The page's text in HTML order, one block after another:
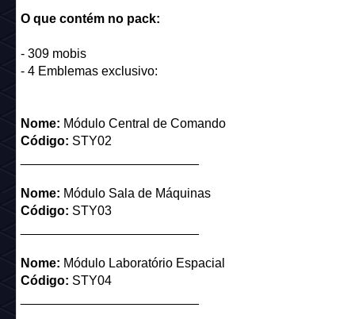
O que contém no pack:
- 309 mobis
- 4 Emblemas exclusivo:
Nome: Módulo Central de Comando
Código: STY02
Nome: Módulo Sala de Máquinas
Código: STY03
Nome: Módulo Laboratório Espacial
Código: STY04